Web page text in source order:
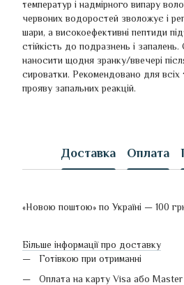
температур і надмірного випару
червоних водоростей зволожує і
шари, а високоефективні пептиди
стійкість до подразнень і
наносити щодня зранку/ввечері
сироватки. Рекомендовано для всіх
прояву запальних реакцій.
Доставка Оплата
«Новою поштою» по Україні — 100
Більше інформації про доставку
Готівкою при отриманні
Оплата на карту Visa або